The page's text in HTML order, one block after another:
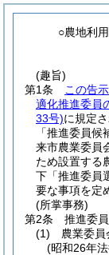
○農地利
(趣旨)
第1条
この告示
適化推進委員
33号)に規定
「推進委員
来市農業委員
ため設置する
下「推進委員
要な事項を定
(所掌事務)
第2条
推進委
(1)
農業委
(昭和26年